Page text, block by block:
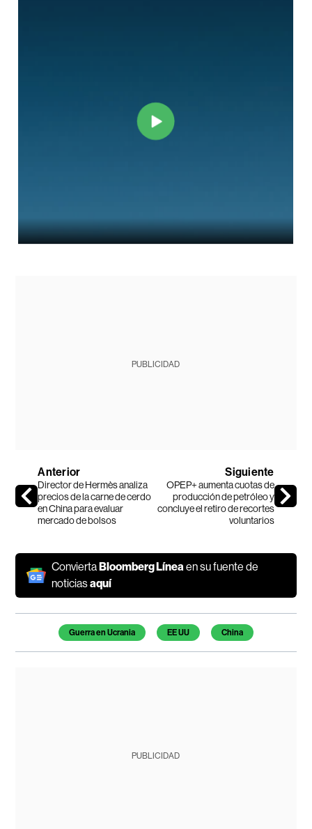
PUBLICIDAD
Anterior
Director de Hermès analiza
precios de la carne de cerdo
en China para evaluar
mercado de bolsos
Siguiente
OPEP+ aumenta cuotas de
producción de petróleo y
concluye el retiro de recortes
voluntarios
ConviertaBloomberg Líneaen su fuente de
noticiasaquí
Temas de este artículo
Guerra en Ucrania EE UU China
PUBLICIDAD